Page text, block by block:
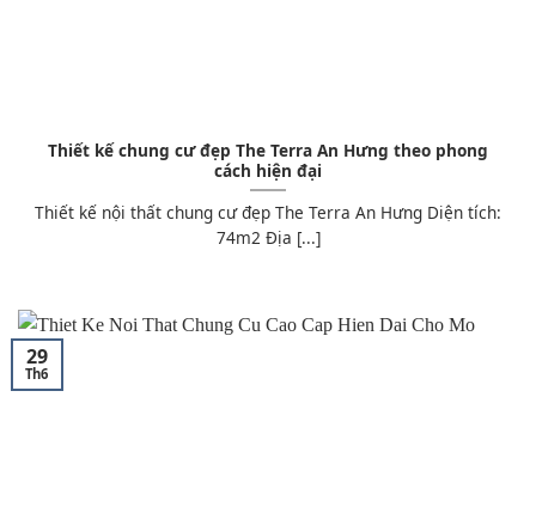
Thiết kế chung cư đẹp The Terra An Hưng theo phong
cách hiện đại
Thiết kế nội thất chung cư đẹp The Terra An Hưng Diện tích:
74m2 Địa [...]
29
Th6